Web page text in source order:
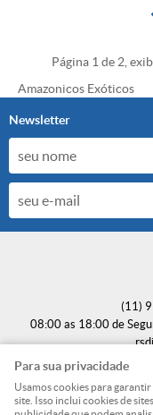
Página 1 de 2,
Amazonicos Exóticos
Newsletter
(11)
08:00 as 18:00 de
Rodovia Fernão Dias, S/N,
Para sua privacidade
Usamos cookies para
site. Isso inclui cookies de